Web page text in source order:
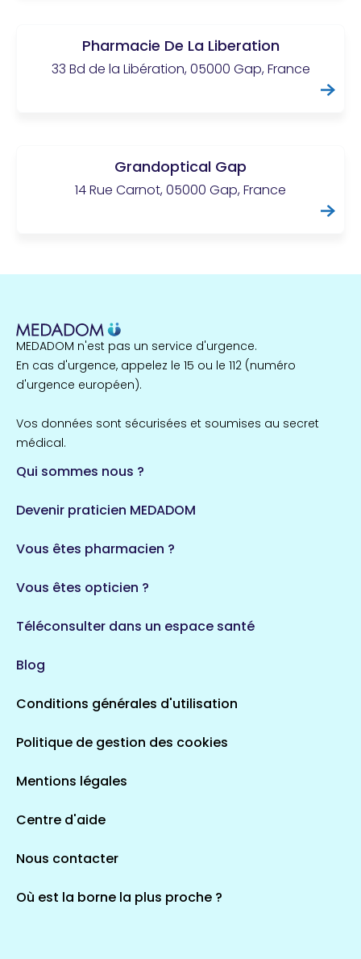
Pharmacie De La Liberation
33 Bd de la Libération, 05000 Gap, France
Grandoptical Gap
14 Rue Carnot, 05000 Gap, France
MEDADOM n'est pas un service d'urgence.
En cas d'urgence, appelez le 15 ou le 112 (numéro
d'urgence européen).
Vos données sont sécurisées et soumises au secret
médical.
Qui sommes nous ?
Devenir praticien MEDADOM
Vous êtes pharmacien ?
Vous êtes opticien ?
Téléconsulter dans un espace santé
Blog
Conditions générales d'utilisation
Politique de gestion des cookies
Mentions légales
Centre d'aide
Nous contacter
Où est la borne la plus proche ?